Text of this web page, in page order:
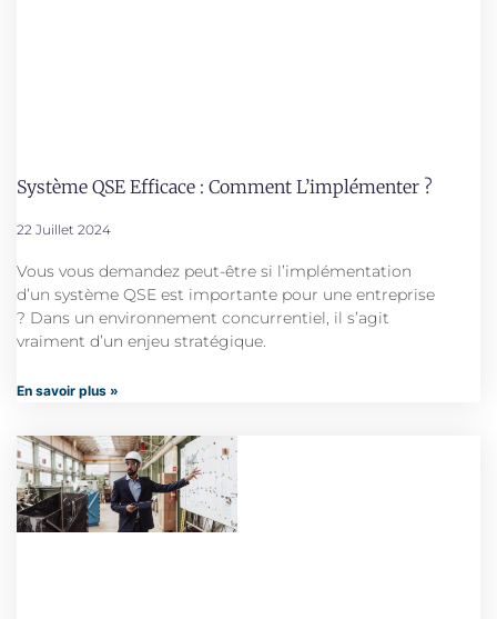
Système QSE Efficace : Comment L’implémenter ?
22 Juillet 2024
Vous vous demandez peut-être si l’implémentation
d’un système QSE est importante pour une entreprise
? Dans un environnement concurrentiel, il s’agit
vraiment d’un enjeu stratégique.
En savoir plus »